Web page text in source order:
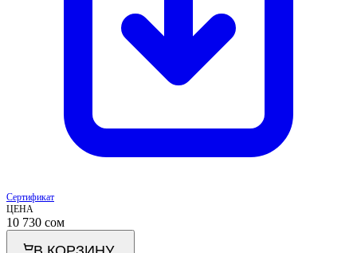
Сертификат
ЦЕНА
10 730 сом